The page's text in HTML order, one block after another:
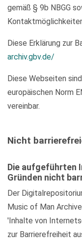
gemäß § 9b NBGG
Diese Erklärung zur
archiv.gbv.de/
Diese Webseiten
europäischen Norm
vereinbar.
Nicht
Die aufgeführten
Gründen nicht
Der
Music of Man
'Inhalte von
zur Barrierefreiheit